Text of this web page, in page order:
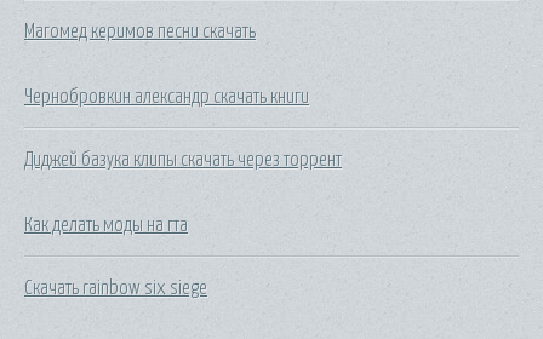
Магомед керимов песни скачать
Чернобровкин александр скачать книги
Диджей базука клипы скачать через торрент
Как делать моды на гта
Скачать rainbow six siege